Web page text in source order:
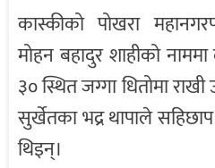
कास्कीको पोखरा
मोहन बहादुर शाहीको
३० स्थित जग्गा धितोमा राखी
सुर्खेतका भद्र थापाले
थिइन्।